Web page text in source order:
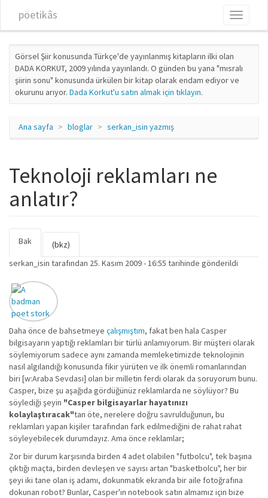
pöetikâs
Toggle
Görsel Şiir konusunda Türkçe'de yayınlanmış kitapların ilki olan
DADA KORKUT, 2009 yılında yayınlandı. O günden bu yana "mısralı
şiirin sonu" konusunda ürkülen bir kitap olarak endam ediyor ve
okurunu arıyor. Dada Korkut'u satın almak için tıklayın.
Ana sayfa bloglar serkan_isin yazmış
Teknoloji reklamları ne
anlatır?
Birincil sekmeler
Bak
sekme)
(bkz)
serkan_isin tarafından 25. Kasım 2009 - 16:55 tarihinde gönderildi
Daha önce de bahsetmeye çalışmıştım, fakat ben hala Casper
bilgisayarın yaptığı reklamları bir türlü anlamıyorum. Bir müşteri olarak
söylemiyorum sadece aynı zamanda memleketimizde teknolojinin
nasıl algılandığı konusunda fikir yürüten ve ilk önemli romanlarından
biri [w:Araba Sevdası] olan bir milletin ferdi olarak da soruyorum bunu.
Casper, bize şu aşağıda gördüğünüz reklamlarda ne söylüyor? Bu
söylediği şeyin "Casper bilgisayarlar hayatınızı
kolaylaştıracak"tan öte, nerelere doğru savrulduğunun, bu
reklamları yapan kişiler tarafından fark edilmediğini de rahat rahat
söyleyebilecek durumdayız. Ama önce reklamlar;
Zor bir durum karşısında birden 4 adet olabilen "futbolcu", tek başına
çıktığı maçta, birden devleşen ve sayısı artan "basketbolcu", her bir
şeyi iki tane olan iş adamı, dokunmatik ekranda bir aile fotoğrafına
dokunan robot? Bunlar, Casper'ın notebook satın almamız için bize